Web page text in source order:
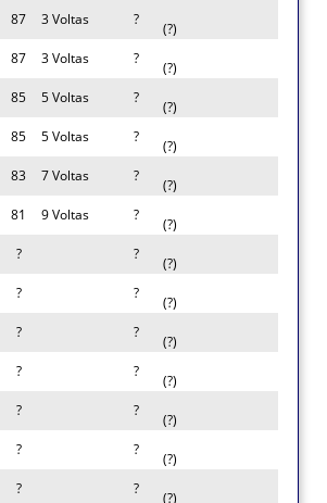
87 3 Voltas ?
(?)
87 3 Voltas ?
(?)
85 5 Voltas ?
(?)
85 5 Voltas ?
(?)
83 7 Voltas ?
(?)
81 9 Voltas ?
(?)
? ?
(?)
? ?
(?)
? ?
(?)
? ?
(?)
? ?
(?)
? ?
(?)
? ?
(?)